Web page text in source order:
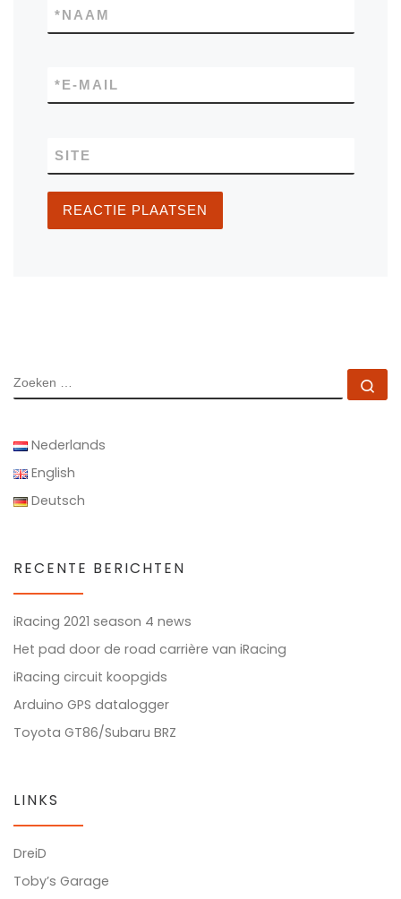
NAAM
*
E-MAIL
*
SITE
ZOEKEN
Nederlands
English
Deutsch
RECENTE BERICHTEN
iRacing 2021 season 4 news
Het pad door de road carrière van iRacing
iRacing circuit koopgids
Arduino GPS datalogger
Toyota GT86/Subaru BRZ
LINKS
DreiD
Toby’s Garage